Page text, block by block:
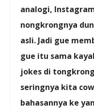
analogi,
nongkrongnya
asli. Jadi gue
gue itu sama
jokes di
seringnya kita
bahasannya ke